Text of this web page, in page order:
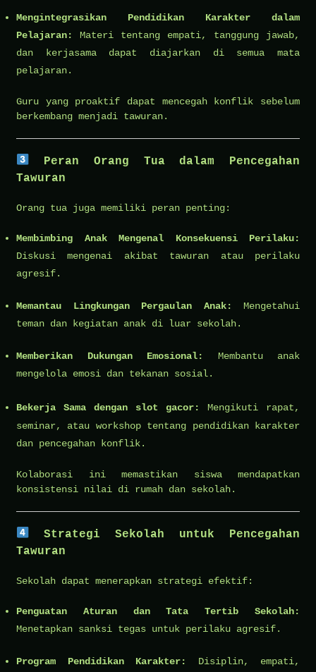
Mengintegrasikan Pendidikan Karakter dalam
Pelajaran:
Materi tentang empati, tanggung jawab,
dan kerjasama dapat diajarkan di semua mata
pelajaran.
Guru yang proaktif dapat mencegah konflik sebelum
berkembang menjadi tawuran.
Peran Orang Tua dalam Pencegahan
Tawuran
Orang tua juga memiliki peran penting:
Membimbing Anak Mengenal Konsekuensi Perilaku:
Diskusi mengenai akibat tawuran atau perilaku
agresif.
Memantau Lingkungan Pergaulan Anak: Mengetahui
teman dan kegiatan anak di luar sekolah.
Memberikan Dukungan Emosional:
Membantu anak
mengelola emosi dan tekanan sosial.
Bekerja Sama dengan slot gacor:
Mengikuti rapat,
seminar, atau workshop tentang pendidikan karakter
dan pencegahan konflik.
Kolaborasi ini memastikan siswa mendapatkan
konsistensi nilai di rumah dan sekolah.
Strategi Sekolah untuk Pencegahan
Tawuran
Sekolah dapat menerapkan strategi efektif:
Penguatan Aturan dan Tata Tertib Sekolah:
Menetapkan sanksi tegas untuk perilaku agresif.
Program Pendidikan Karakter:
Disiplin, empati,